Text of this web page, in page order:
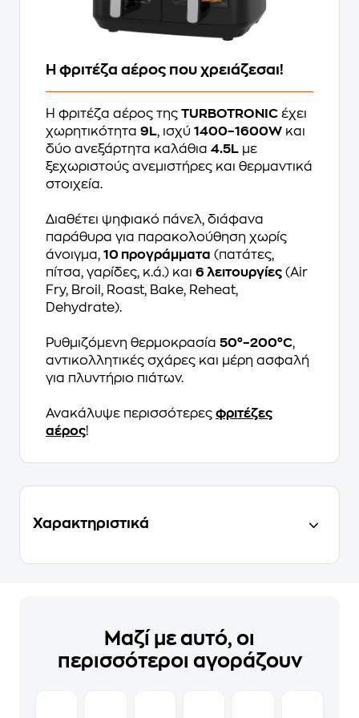
Η φριτέζα αέρος που χρειάζεσαι!
Η φριτέζα αέρος της TURBOTRONIC έχει
χωρητικότητα 9L, ισχύ 1400–1600W και
δύο ανεξάρτητα καλάθια 4.5L με
ξεχωριστούς ανεμιστήρες και θερμαντικά
στοιχεία.
Διαθέτει ψηφιακό πάνελ, διάφανα
παράθυρα για παρακολούθηση χωρίς
άνοιγμα, 10 προγράμματα (πατάτες,
πίτσα, γαρίδες, κ.ά.) και 6 λειτουργίες (Air
Fry, Broil, Roast, Bake, Reheat,
Dehydrate).
Ρυθμιζόμενη θερμοκρασία 50°–200°C,
αντικολλητικές σχάρες και μέρη ασφαλή
για πλυντήριο πιάτων.
Ανακάλυψε περισσότερες φριτέζες
αέρος!
Χαρακτηριστικά
Μαζί με αυτό, οι
περισσότεροι αγοράζουν